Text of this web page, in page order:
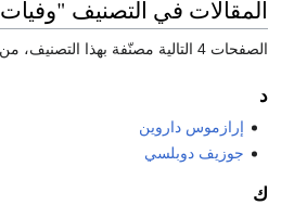
المقالات في التصنيف "وفيات 1802"
الصفحات 4 التالية مصنّفة بهذا التصنيف، من إجمالي 4.
د
إرازموس داروين
جوزيف دوبلسي
ك